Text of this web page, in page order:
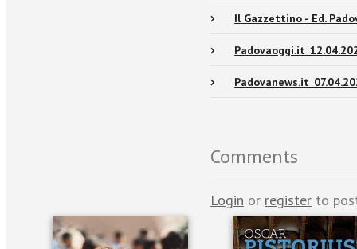
Il Gazzettino - Ed.
Comments
Login or register to